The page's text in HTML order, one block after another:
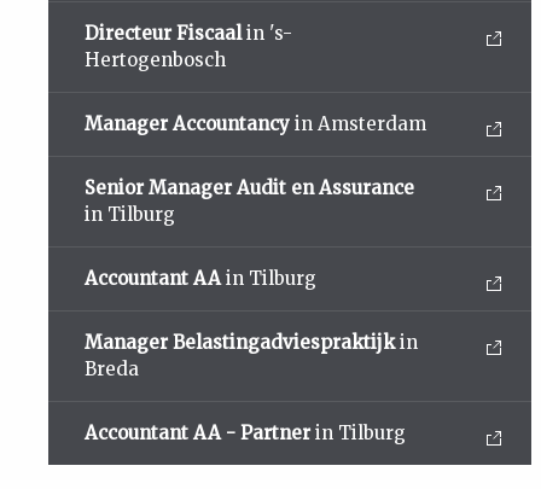
Directeur Fiscaalin 's-
Hertogenbosch
Manager Accountancy in Amsterdam
Senior Manager Audit en Assurance
in Tilburg
Accountant AAin Tilburg
Manager Belastingadviespraktijkin
Breda
Accountant AA - Partner in Tilburg